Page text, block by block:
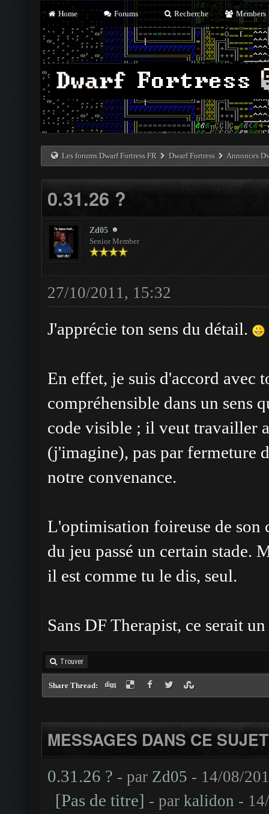
Home Forums Recherche Members
Les forums Dwarf Fortress FR Dwarf Fortress Annonces
0.31.26 ?
Zd05
Senior Member
27/10/2011, 15:32
J'apprécie ton sens du détail.
En effet, je suis d'accord avec
compréhensible dans un sens
code visible ; il veut travailler
(j'imagine), pas par fermeture
notre convenance.
L'optimisation foireuse de son
du jeu passé un certain stade.
il est comme tu le dis, seul.
Sans DF Therapist, ce serait
Trouver
Share Thread:
MESSAGES DANS CE SUJET
0.31.26 ? - par Zd05 - 14/08/
[Pas de titre] - par kalidon -